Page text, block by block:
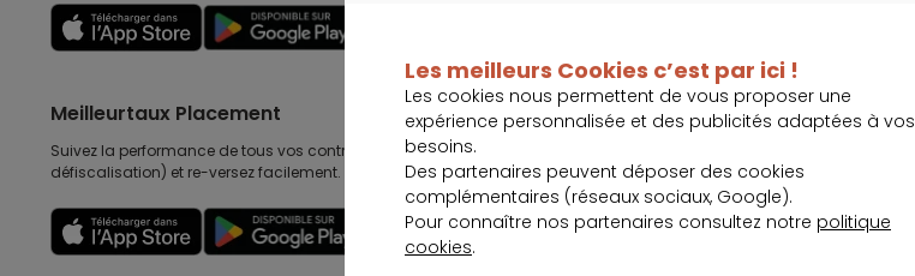
Meilleurtaux Placement
Suivez la performance de tous vos contrats (assurance vie, retraite, immobilier,
défiscalisation) et re-versez facilement. Garantie 0 paperasse.
Découvrir
Les meilleurs Cookies c’est par ici !
Les cookies nous permettent de vous proposer une
expérience personnalisée et des publicités adaptées à vos
besoins.
Des partenaires peuvent déposer des cookies
complémentaires (réseaux sociaux, Google).
Pour connaître nos partenaires consultez notre politique
cookies.